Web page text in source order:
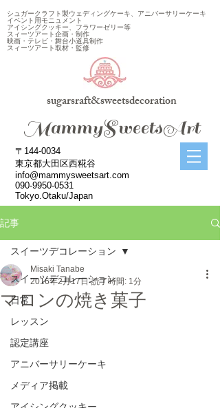
シュガークラフト製ウェディングケーキ、アニバーサリーケーキ
イベント用モニュメント
アイシングクッキー、フラワーゼリー等
スィーツアート企画・制作
映画・テレビ・舞台小道具制作
スィーツアート取材・監修
sugarsraft&sweetsdecoration
​MammySweetsArt
〒144-0034
東京都大田区西糀谷
info@mammysweetsart.com
090-9950-0531
Tokyo.Otaku/Japan
記事
スイーツデコレーション
日常
レッスン
認定講座
アニバーサリーケーキ
メディア掲載
スイーツデコレーション
マロンの焼き菓子
Misaki Tanabe
2016年2月17日 読了時間: 1分